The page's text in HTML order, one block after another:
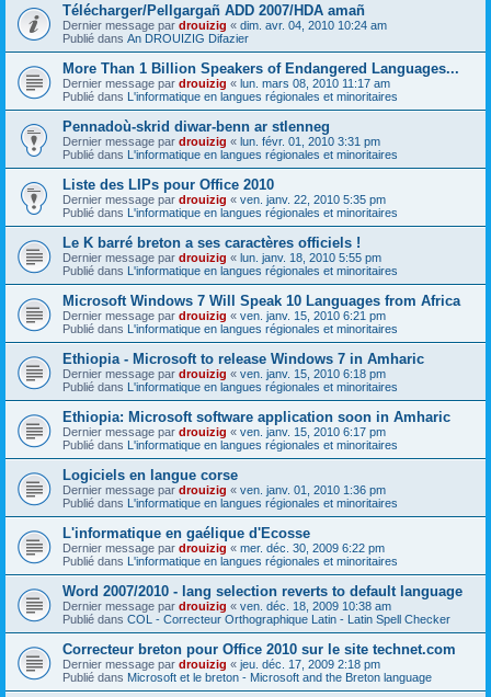
Télécharger/Pellgargañ ADD 2007/HDA amañ
Dernier message par drouizig « dim. avr. 04, 2010 10:24 am
Publié dans An DROUIZIG Difazier
More Than 1 Billion Speakers of Endangered Languages...
Dernier message par drouizig « lun. mars 08, 2010 11:17 am
Publié dans L'informatique en langues régionales et minoritaires
Pennadoù-skrid diwar-benn ar stlenneg
Dernier message par drouizig « lun. févr. 01, 2010 3:31 pm
Publié dans L'informatique en langues régionales et minoritaires
Liste des LIPs pour Office 2010
Dernier message par drouizig « ven. janv. 22, 2010 5:35 pm
Publié dans L'informatique en langues régionales et minoritaires
Le K barré breton a ses caractères officiels !
Dernier message par drouizig « lun. janv. 18, 2010 5:55 pm
Publié dans L'informatique en langues régionales et minoritaires
Microsoft Windows 7 Will Speak 10 Languages from Africa
Dernier message par drouizig « ven. janv. 15, 2010 6:21 pm
Publié dans L'informatique en langues régionales et minoritaires
Ethiopia - Microsoft to release Windows 7 in Amharic
Dernier message par drouizig « ven. janv. 15, 2010 6:18 pm
Publié dans L'informatique en langues régionales et minoritaires
Ethiopia: Microsoft software application soon in Amharic
Dernier message par drouizig « ven. janv. 15, 2010 6:17 pm
Publié dans L'informatique en langues régionales et minoritaires
Logiciels en langue corse
Dernier message par drouizig « ven. janv. 01, 2010 1:36 pm
Publié dans L'informatique en langues régionales et minoritaires
L'informatique en gaélique d'Ecosse
Dernier message par drouizig « mer. déc. 30, 2009 6:22 pm
Publié dans L'informatique en langues régionales et minoritaires
Word 2007/2010 - lang selection reverts to default language
Dernier message par drouizig « ven. déc. 18, 2009 10:38 am
Publié dans COL - Correcteur Orthographique Latin - Latin Spell Checker
Correcteur breton pour Office 2010 sur le site technet.com
Dernier message par drouizig « jeu. déc. 17, 2009 2:18 pm
Publié dans Microsoft et le breton - Microsoft and the Breton language